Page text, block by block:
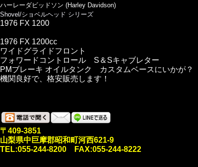
ハーレーダビッドソン (Harley Davidson)
Shovel/ショベルヘッド シリーズ
1976 FX 1200
1976 FX 1200cc
ワイドグライドフロント
フォワードコントロール S＆Sキャブレター
PMブレーキ オイルタンク カスタムベースにいかが？
機関良好で、格安販売します！
〒409-3851
山梨県中巨摩郡昭和町河西621-9
TEL:055-244-8200 FAX:055-244-8222